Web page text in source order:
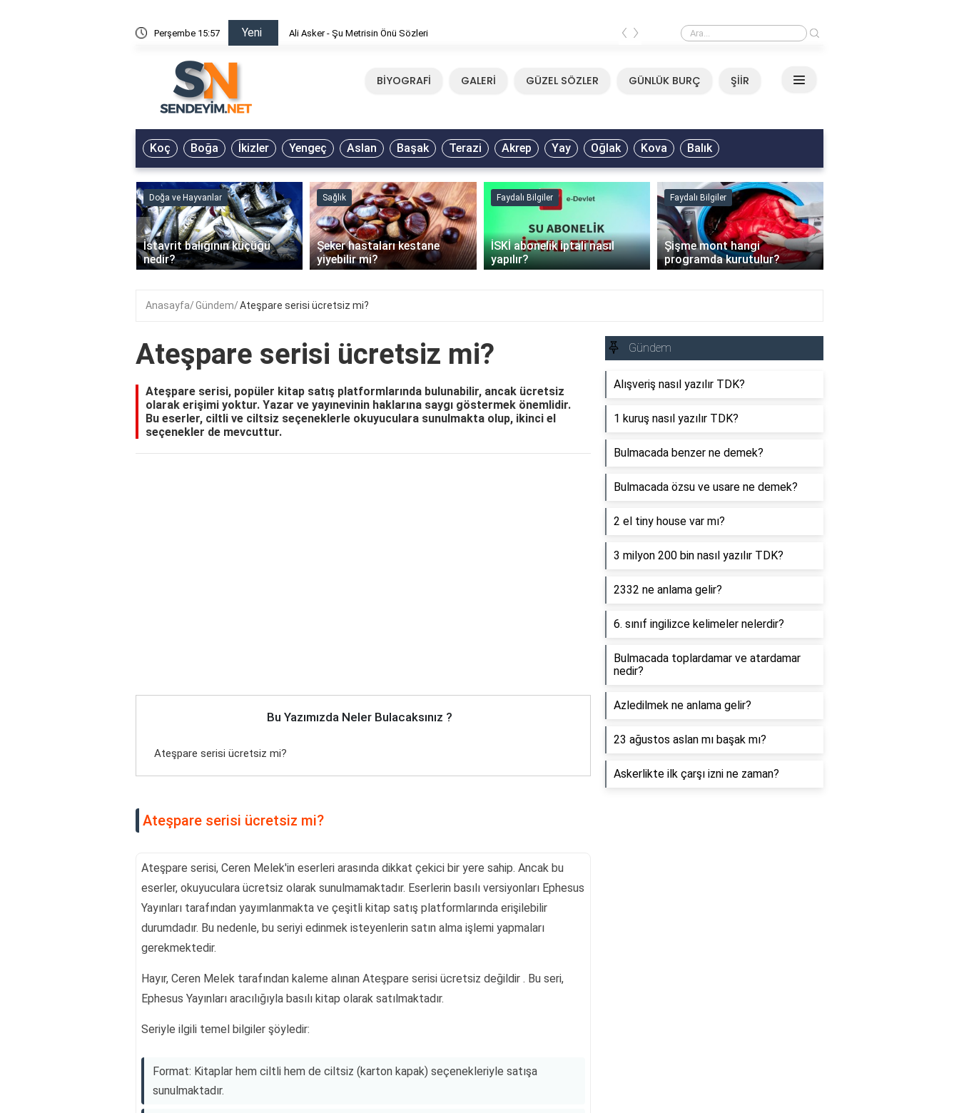
Perşembe 15:57 Yeni Ali Asker - Şu Metrisin Önü Sözleri Mirkelam - Tavla Sözleri
‹ ›
BİYOGRAFİ GALERİ GÜZEL SÖZLER GÜNLÜK BURÇ ŞİİR
Koç Boğa İkizler Yengeç Aslan Başak Terazi Akrep Yay Oğlak Kova Balık
Doğa ve Hayvanlar
İstavrit balığının küçüğü
nedir?
Sağlık
Şeker hastaları kestane
yiyebilir mi?
Faydalı Bilgiler
İSKİ abonelik iptali nasıl
yapılır?
Faydalı Bilgiler
Şişme mont hangi
programda kurutulur?
‹ ›
Anasayfa Gündem Ateşpare serisi ücretsiz mi?
Ateşpare serisi ücretsiz mi?
Ateşpare serisi, popüler kitap satış platformlarında bulunabilir, ancak ücretsiz
olarak erişimi yoktur. Yazar ve yayınevinin haklarına saygı göstermek önemlidir.
Bu eserler, ciltli ve ciltsiz seçeneklerle okuyuculara sunulmakta olup, ikinci el
seçenekler de mevcuttur.
Bu Yazımızda Neler Bulacaksınız ?
Ateşpare serisi ücretsiz mi?
Ateşpare serisi ücretsiz mi?
Ateşpare serisi, Ceren Melek'in eserleri arasında dikkat çekici bir yere sahip. Ancak bu
eserler, okuyuculara ücretsiz olarak sunulmamaktadır. Eserlerin basılı versiyonları Ephesus
Yayınları tarafından yayımlanmakta ve çeşitli kitap satış platformlarında erişilebilir
durumdadır. Bu nedenle, bu seriyi edinmek isteyenlerin satın alma işlemi yapmaları
gerekmektedir.
Hayır, Ceren Melek tarafından kaleme alınan Ateşpare serisi ücretsiz değildir . Bu seri,
Ephesus Yayınları aracılığıyla basılı kitap olarak satılmaktadır.
Seriyle ilgili temel bilgiler şöyledir:
Format: Kitaplar hem ciltli hem de ciltsiz (karton kapak) seçenekleriyle satışa
sunulmaktadır.
Gündem
Alışveriş nasıl yazılır TDK?
1 kuruş nasıl yazılır TDK?
Bulmacada benzer ne demek?
Bulmacada özsu ve usare ne demek?
2 el tiny house var mı?
3 milyon 200 bin nasıl yazılır TDK?
2332 ne anlama gelir?
6. sınıf ingilizce kelimeler nelerdir?
Bulmacada toplardamar ve atardamar
nedir?
Azledilmek ne anlama gelir?
23 ağustos aslan mı başak mı?
Askerlikte ilk çarşı izni ne zaman?